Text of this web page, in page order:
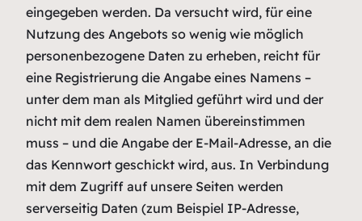
eingegeben werden. Da versucht wird, für eine
Nutzung des Angebots so wenig wie möglich
personenbezogene Daten zu erheben, reicht für
eine Registrierung die Angabe eines Namens –
unter dem man als Mitglied geführt wird und der
nicht mit dem realen Namen übereinstimmen
muss – und die Angabe der E-Mail-Adresse, an die
das Kennwort geschickt wird, aus. In Verbindung
mit dem Zugriff auf unsere Seiten werden
serverseitig Daten (zum Beispiel IP-Adresse,